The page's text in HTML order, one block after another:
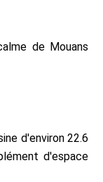
de Mouans
d'environ 22.6
d'espace